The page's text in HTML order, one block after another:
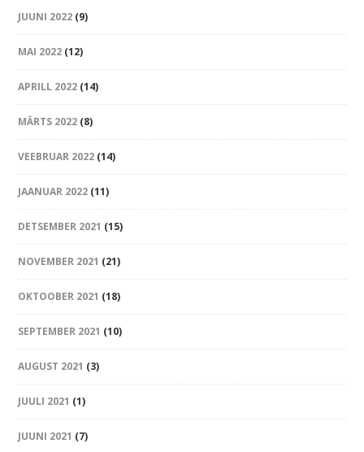
JUUNI 2022 (9)
MAI 2022 (12)
APRILL 2022 (14)
MÄRTS 2022 (8)
VEEBRUAR 2022 (14)
JAANUAR 2022 (11)
DETSEMBER 2021 (15)
NOVEMBER 2021 (21)
OKTOOBER 2021 (18)
SEPTEMBER 2021 (10)
AUGUST 2021 (3)
JUULI 2021 (1)
JUUNI 2021 (7)